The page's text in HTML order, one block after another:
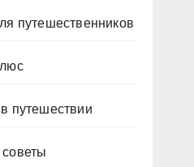
путешественников
путешествии